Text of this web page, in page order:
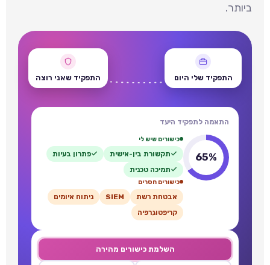
ביותר.
התפקיד שלי היום התפקיד שאני רוצה
התאמה לתפקיד היעד
65%
כישורים שיש לי
תקשורת בין-אישית
פתרון בעיות
תמיכה טכנית
כישורים חסרים
אבטחת רשת SIEM
ניתוח איומים
קריפטוגרפיה
השלמת כישורים מהירה